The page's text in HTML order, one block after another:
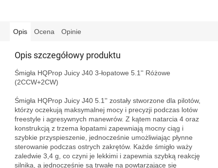
Opis Ocena Opinie
Opis szczegółowy produktu
Śmigła HQProp Juicy J40 3-łopatowe 5.1'' Różowe
(2CCW+2CW)
Śmigła HQProp Juicy J40 5.1'' zostały stworzone dla pilotów,
którzy oczekują maksymalnej mocy i precyzji podczas lotów
freestyle i agresywnych manewrów. Z kątem natarcia 4 oraz
konstrukcją z trzema łopatami zapewniają mocny ciąg i
szybkie przyspieszenie, jednocześnie umożliwiając płynne
sterowanie podczas ostrych zakrętów. Każde śmigło waży
zaledwie 3,4 g, co czyni je lekkimi i zapewnia szybką reakcję
silnika, a jednocześnie są trwałe na powtarzające się